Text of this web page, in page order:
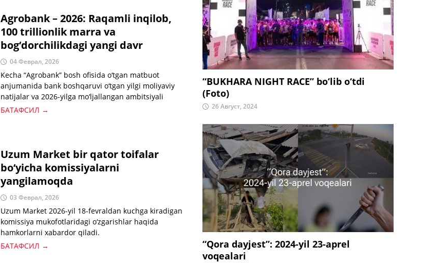
Agrobank – 2026: Raqamli inqilob,
100 trillionlik marra va
bog‘dorchilikdagi yangi davr
04 Феврал, 2026
Kecha “Agrobank” bosh ofisida o‘tgan matbuot
anjumanida bank boshqaruvi o‘tgan yilgi moliyaviy
natijalar va 2026-yilga mo‘ljallangan ambitsiyali
rejalarni jamoatchilikka taqdim etdi.
БАТАФСИЛ →
Uzum Market bir qator toifalar
bo‘yicha komissiyalarni
yangilamoqda
03 Феврал, 2026
Uzum Market 2026-yil 18-fevraldan kuchga kiradigan
komissiya mukofotlaridagi o‘zgarishlar haqida
hamkorlarni xabardor qiladi.
БАТАФСИЛ →
“BUKHARA NIGHT RACE” bo‘lib o‘tdi
(Foto)
26 Август, 2024
“Qora dayjest”: 2024-yil 23-aprel
voqealari